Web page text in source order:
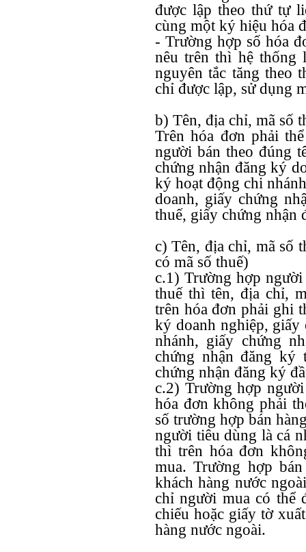
được lập theo thứ tự
cùng một ký hiệu hóa
- Trường hợp số hóa
nêu trên thì hệ thống
nguyên tắc tăng theo
chỉ được lập, sử dụng
b) Tên, địa chỉ, mã số
Trên hóa đơn phải
người bán theo đúng
chứng nhận đăng ký
ký hoạt động chi
doanh, giấy chứng
thuế, giấy chứng nhận
c) Tên, địa chỉ, mã số
có mã số thuế)
c.1) Trường hợp
thuế thì tên, địa chỉ,
trên hóa đơn phải ghi
ký doanh nghiệp, giấy
nhánh, giấy chứng
chứng nhận đăng ký
chứng nhận đăng ký
c.2) Trường hợp
hóa đơn không phải
số trường hợp bán
người tiêu dùng là cá
thì trên hóa đơn
mua. Trường hợp
khách hàng nước
chỉ người mua có thể
chiếu hoặc giấy tờ
hàng nước ngoài.